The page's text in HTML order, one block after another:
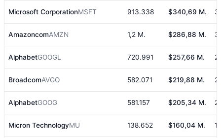
Microsoft CorporationMSFT 913.338 $340,69 M.
AmazoncomAMZN 1,2 M. $286,88 M.
AlphabetGOOGL 720.991 $257,66 M.
BroadcomAVGO 582.071 $219,88 M.
AlphabetGOOG 581.157 $205,34 M.
Micron TechnologyMU 138.652 $160,04 M.